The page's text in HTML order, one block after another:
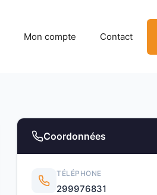
Mon compte Contact
Coordonnées
TÉLÉPHONE
299976831